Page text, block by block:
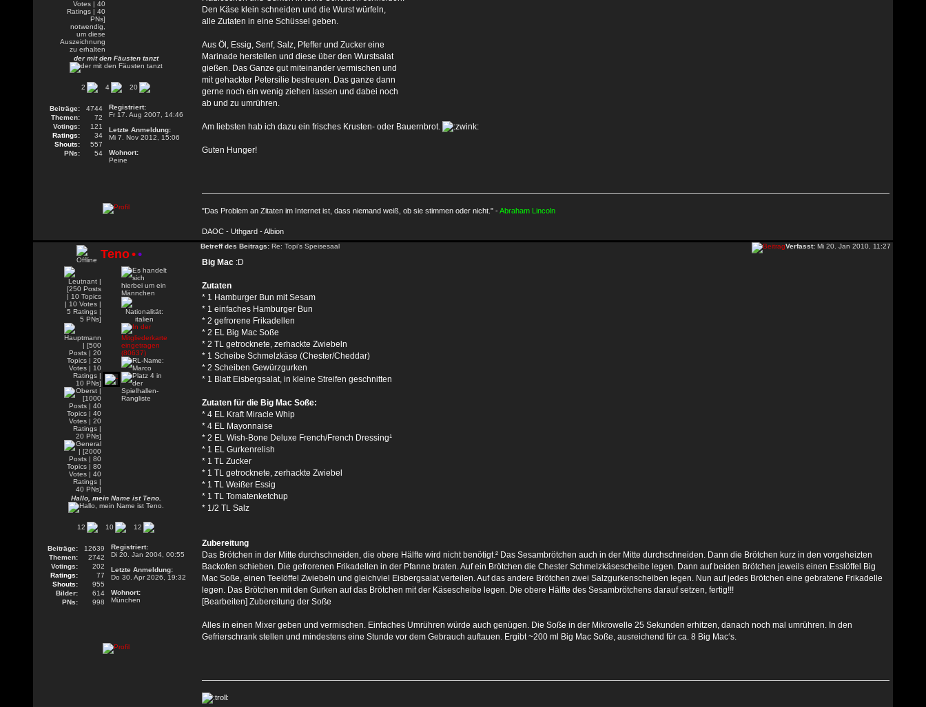
der mit den Fäusten tanzt
2 4 20
Beiträge:
4744
Themen:
72
Votings:
121
Ratings:
34
Shouts:
557
PNs:
54
Registriert:
Fr 17. Aug 2007, 14:46
Letzte Anmeldung:
Mi 7. Nov 2012, 15:06
Wohnort:
Peine
Den Käse klein schneiden und die Wurst würfeln,
alle Zutaten in eine Schüssel geben.
Aus Öl, Essig, Senf, Salz, Pfeffer und Zucker eine
Marinade herstellen und diese über den Wurstsalat
gießen. Das Ganze gut miteinander vermischen und
mit gehackter Petersilie bestreuen. Das ganze dann
gerne noch ein wenig ziehen lassen und dabei noch
ab und zu umrühren.
Am liebsten hab ich dazu ein frisches Krusten- oder Bauernbrot.
Guten Hunger!
"Das Problem an Zitaten im Internet ist, dass niemand weiß, ob sie stimmen oder nicht." -Abraham Lincoln
DAOC - Uthgard - Albion
Teno••
Hallo, mein Name ist Teno.
12 10 12
Beiträge:
12639
Themen:
2742
Votings:
202
Ratings:
77
Shouts:
955
Bilder:
614
PNs:
998
Registriert:
Di 20. Jan 2004, 00:55
Letzte Anmeldung:
Do 30. Apr 2026, 19:32
Wohnort:
München
Betreff des Beitrags: Re: Topi's Speisesaal Verfasst: Mi 20. Jan 2010, 11:27
Big Mac :D
Zutaten
* 1 Hamburger Bun mit Sesam
* 1 einfaches Hamburger Bun
* 2 gefrorene Frikadellen
* 2 EL Big Mac Soße
* 2 TL getrocknete, zerhackte Zwiebeln
* 1 Scheibe Schmelzkäse (Chester/Cheddar)
* 2 Scheiben Gewürzgurken
* 1 Blatt Eisbergsalat, in kleine Streifen geschnitten
Zutaten für die Big Mac Soße:
* 4 EL Kraft Miracle Whip
* 4 EL Mayonnaise
* 2 EL Wish-Bone Deluxe French/French Dressing¹
* 1 EL Gurkenrelish
* 1 TL Zucker
* 1 TL getrocknete, zerhackte Zwiebel
* 1 TL Weißer Essig
* 1 TL Tomatenketchup
* 1/2 TL Salz
Zubereitung
Das Brötchen in der Mitte durchschneiden, die obere Hälfte wird nicht benötigt.² Das Sesambrötchen auch in der Mitte durchschneiden. Dann die Brötchen kurz in den vorgeheizten
Backofen schieben. Die gefrorenen Frikadellen in der Pfanne braten. Auf ein Brötchen die Chester Schmelzkäsescheibe legen. Dann auf beiden Brötchen jeweils einen Esslöffel Big
Mac Soße, einen Teelöffel Zwiebeln und gleichviel Eisbergsalat verteilen. Auf das andere Brötchen zwei Salzgurkenscheiben legen. Nun auf jedes Brötchen eine gebratene Frikadelle
legen. Das Brötchen mit den Gurken auf das Brötchen mit der Käsescheibe legen. Die obere Hälfte des Sesambrötchens darauf setzen, fertig!!!
[Bearbeiten] Zubereitung der Soße
Alles in einen Mixer geben und vermischen. Einfaches Umrühren würde auch genügen. Die Soße in der Mikrowelle 25 Sekunden erhitzen, danach noch mal umrühren. In den
Gefrierschrank stellen und mindestens eine Stunde vor dem Gebrauch auftauen. Ergibt ~200 ml Big Mac Soße, ausreichend für ca. 8 Big Mac‘s.